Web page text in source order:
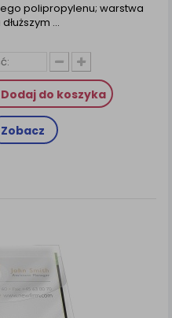
polipropylenu; warstwa
...
Dodaj do koszyka
Zobacz